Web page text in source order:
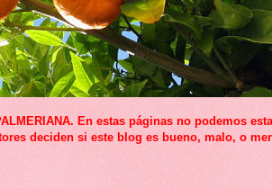
En estas páginas no podemos
deciden si este blog es bueno, malo, o